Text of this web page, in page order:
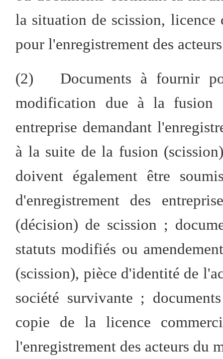
la situation de scission, licence
pour l'enregistrement des
(2) Documents à fournir
modification due à la fusion
entreprise demandant
à la suite de la fusion
doivent également être
d'enregistrement des
(décision) de scission ;
statuts modifiés ou
(scission), pièce d'identité de
société survivante ;
copie de la licence
l'enregistrement des acteurs du